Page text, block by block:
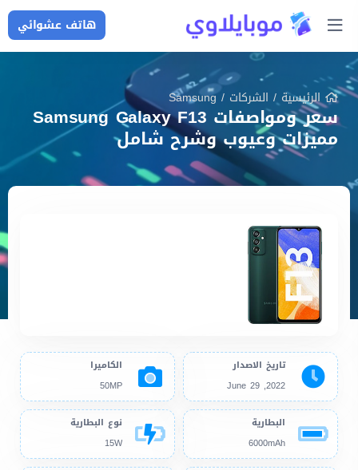
هاتف عشوائي
الرئيسية/ الشركات /
Samsung
سعر ومواصفات Samsung Galaxy F13
مميزات وعيوب وشرح شامل
تاريخ الاصدار
2022, June 29
الكاميرا
50MP
البطارية
6000mAh
نوع البطارية
15W